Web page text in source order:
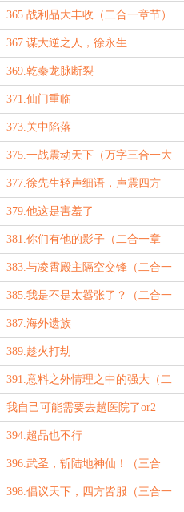
365.战利品大丰收（二合一章节）
367.谋大逆之人，徐永生
369.乾秦龙脉断裂
371.仙门重临
373.关中陷落
375.一战震动天下（万字三合一大
章）
377.徐先生轻声细语，声震四方
（三合一章节）
379.他这是害羞了
381.你们有他的影子（二合一章
节）
383.与凌霄殿主隔空交锋（二合一
章节）
385.我是不是太嚣张了？（二合一
章节）
387.海外遗族
389.趁火打劫
391.意料之外情理之中的强大（二
合一章节）
我自己可能需要去趟医院了or2
394.超品也不行
396.武圣，斩陆地神仙！（三合
一，一万一千字大章节）
398.倡议天下，四方皆服（三合一